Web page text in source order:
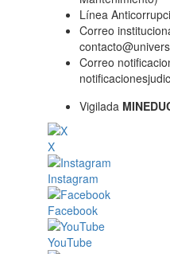
Línea
Correo
Correo
Vigilada
X
Instagram
Facebook
YouTube